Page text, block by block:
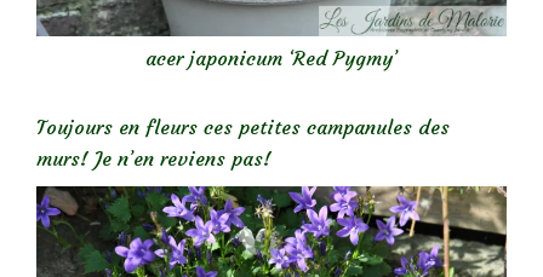
acer japonicum ‘Red Pygmy’
Toujours en fleurs ces petites campanules des
murs! Je n’en reviens pas!